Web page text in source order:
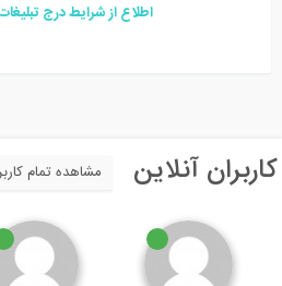
اطلاع از شرایط درج
آنلاین مشاهده تمام کاربران